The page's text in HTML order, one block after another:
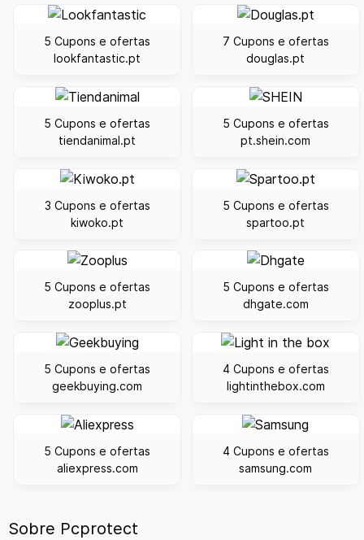
5 Cupons e ofertas
lookfantastic.pt
7 Cupons e ofertas
douglas.pt
5 Cupons e ofertas
tiendanimal.pt
5 Cupons e ofertas
pt.shein.com
3 Cupons e ofertas
kiwoko.pt
5 Cupons e ofertas
spartoo.pt
5 Cupons e ofertas
zooplus.pt
5 Cupons e ofertas
dhgate.com
5 Cupons e ofertas
geekbuying.com
4 Cupons e ofertas
lightinthebox.com
5 Cupons e ofertas
aliexpress.com
4 Cupons e ofertas
samsung.com
Sobre Pcprotect